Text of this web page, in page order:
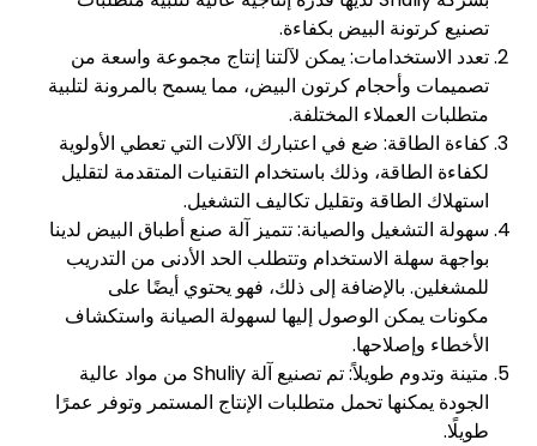
تصنيع كرتونة البيض بكفاءة.
تعدد الاستخدامات: يمكن لآلتنا إنتاج مجموعة واسعة من
تصميمات وأحجام كرتون البيض، مما يسمح بالمرونة لتلبية
متطلبات العملاء المختلفة.
كفاءة الطاقة: ضع في اعتبارك الآلات التي تعطي الأولوية
لكفاءة الطاقة، وذلك باستخدام التقنيات المتقدمة لتقليل
استهلاك الطاقة وتقليل تكاليف التشغيل.
سهولة التشغيل والصيانة: تتميز آلة صنع أطباق البيض لدينا
بواجهة سهلة الاستخدام وتتطلب الحد الأدنى من التدريب
للمشغلين. بالإضافة إلى ذلك، فهو يحتوي أيضًا على
مكونات يمكن الوصول إليها لسهولة الصيانة واستكشاف
الأخطاء وإصلاحها.
متينة وتدوم طويلاً: تم تصنيع آلة Shuliy من مواد عالية
الجودة يمكنها تحمل متطلبات الإنتاج المستمر وتوفر عمرًا
طويلًا.